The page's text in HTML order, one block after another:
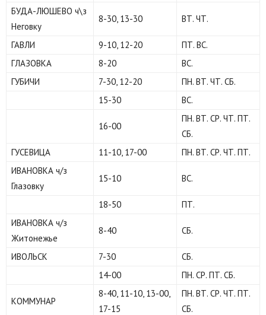
БУДА-ЛЮШЕВО ч\з
Неговку
8-30, 13-30 ВТ. ЧТ.
ГАВЛИ 9-10, 12-20
ПТ. ВС.
ГЛАЗОВКА
8-20
ВС.
ГУБИЧИ
7-30, 12-20
ПН. ВТ. ЧТ. СБ.
15-30
ВС.
16-00
ПН. ВТ. СР. ЧТ. ПТ.
СБ.
ГУСЕВИЦА
11-10, 17-00
ПН. ВТ. СР. ЧТ. ПТ.
ИВАНОВКА ч/з
Глазовку
15-10 ВС.
18-50
ПТ.
ИВАНОВКА ч/з
Житонежье
8-40 СБ.
ИВОЛЬСК 7-30
СБ.
14-00
ПН. СР. ПТ. СБ.
КОММУНАР
8-40, 11-10, 13-00,
17-15
ПН. ВТ. СР. ЧТ. ПТ.
СБ.